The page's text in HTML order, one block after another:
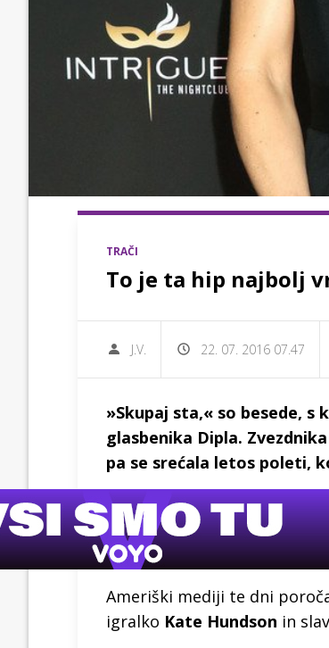
TRAČI
To je ta hip najbolj
J.V. 22. 07. 2016 07.47
»Skupaj sta,« so besede,
glasbenika Dipla.
pa se srećala letos poleti,
Ameriški mediji te dni
igralko Kate Hundson in